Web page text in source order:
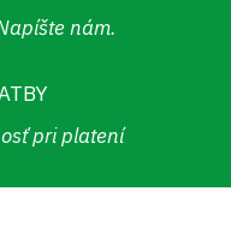
nám.
pri platení